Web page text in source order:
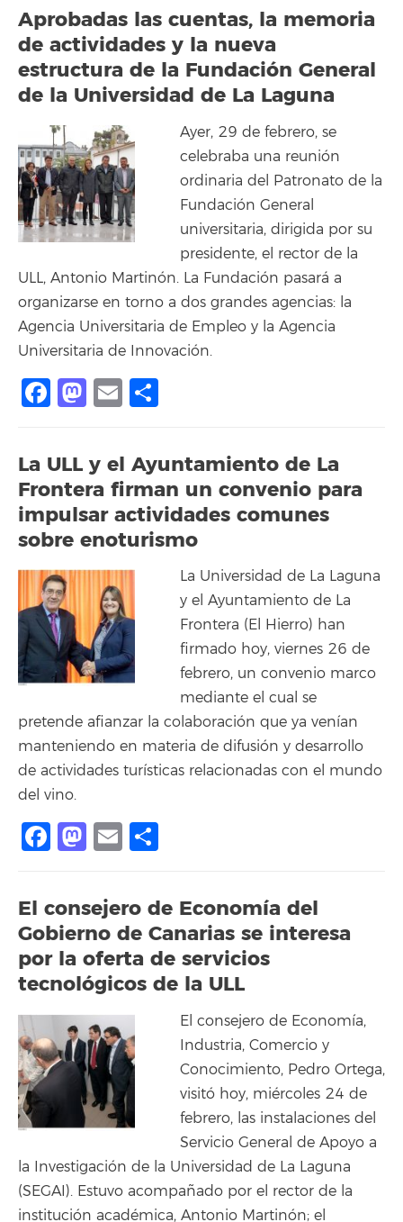
Aprobadas las cuentas, la memoria
de actividades y la nueva
estructura de la Fundación General
de la Universidad de La Laguna
Ayer, 29 de febrero, se
celebraba una reunión
ordinaria del Patronato de la
Fundación General
universitaria, dirigida por su
presidente, el rector de la
ULL, Antonio Martinón. La Fundación pasará a
organizarse en torno a dos grandes agencias: la
Agencia Universitaria de Empleo y la Agencia
Universitaria de Innovación.
Facebook
Mastodon
Email
La ULL y el Ayuntamiento de La
Frontera firman un convenio para
impulsar actividades comunes
sobre enoturismo
La Universidad de La Laguna
y el Ayuntamiento de La
Frontera (El Hierro) han
firmado hoy, viernes 26 de
febrero, un convenio marco
mediante el cual se
pretende afianzar la colaboración que ya venían
manteniendo en materia de difusión y desarrollo
de actividades turísticas relacionadas con el mundo
del vino.
Facebook
Mastodon
Email
El consejero de Economía del
Gobierno de Canarias se interesa
por la oferta de servicios
tecnológicos de la ULL
El consejero de Economía,
Industria, Comercio y
Conocimiento, Pedro Ortega,
visitó hoy, miércoles 24 de
febrero, las instalaciones del
Servicio General de Apoyo a
la Investigación de la Universidad de La Laguna
(SEGAI). Estuvo acompañado por el rector de la
institución académica, Antonio Martinón; el